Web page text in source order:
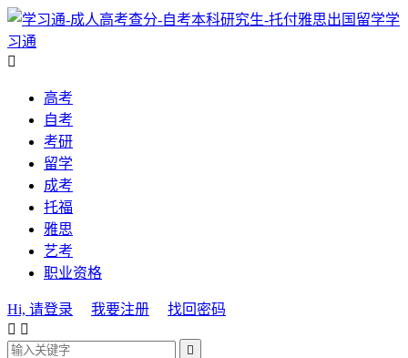
学
习通

高考
自考
考研
留学
成考
托福
雅思
艺考
职业资格
Hi, 请登录 我要注册
找回密码
 
